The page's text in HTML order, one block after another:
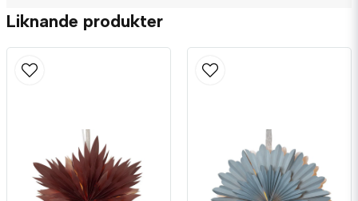
Namn
Ja, ni får publicera min fråga
Liknande produkter